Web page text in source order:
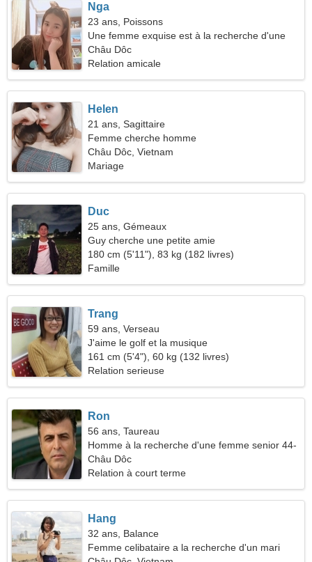
Nga
23 ans, Poissons
Une femme exquise est à la recherche d'une
relation amoureuse
Châu Dôc
Relation amicale
Helen
21 ans, Sagittaire
Femme cherche homme
Châu Dôc, Vietnam
Mariage
Duc
25 ans, Gémeaux
Guy cherche une petite amie
180 cm (5'11"), 83 kg (182 livres)
Famille
Trang
59 ans, Verseau
J'aime le golf et la musique
161 cm (5'4"), 60 kg (132 livres)
Relation serieuse
Ron
56 ans, Taureau
Homme à la recherche d'une femme senior 44-
54
Châu Dôc
Relation à court terme
Hang
32 ans, Balance
Femme celibataire a la recherche d'un mari